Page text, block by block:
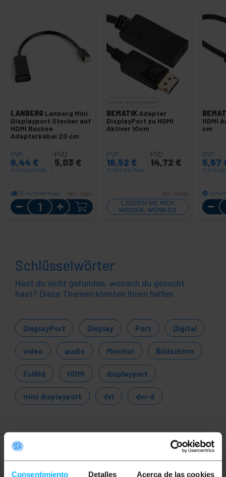
Consentimiento Detalles Acerca de las cookies
LANBERG Lanberg Mini
Displayport Stecker auf
HDMI Buchse
Adapterkabel 20 cm
PVP
6,44 €
6,44 € inkl MwSt
PVD
5,03 €
12 bis 13 Werktage REF: YR124
Menge
BEMATIK Adapter
DisplayPort zu HDMI
Aktiver 10cm
PVP
16,52 €
16,52 € inkl MwSt
PVD
14,72 €
REF: YR022
LASSEN SIE MICH
WISSEN, WENN ES
LAGER GIBT
HDMI
cm
PVP
5,67
5,67 € inkl
Schlüsselwörter
Hast du nicht gefunden, wonach du gesucht
hast? Diese Themen könnten Ihnen helfen
DisplayPort Display Port Digital
video audio Monitor Bildschirm
FullHd HDMI displayport
mini displayport dvi dvi-d
Mehr Info